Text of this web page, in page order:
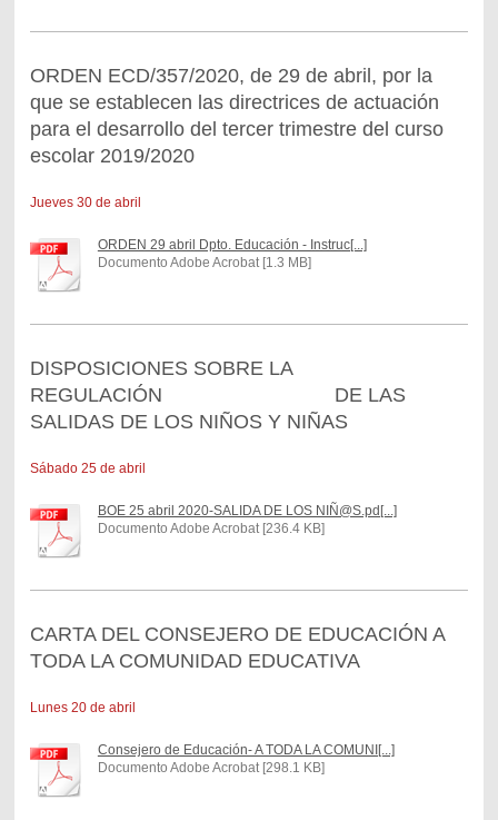
ORDEN ECD/357/2020, de 29 de abril, por la
que se establecen las directrices de actuación
para el desarrollo del tercer trimestre del curso
escolar 2019/2020
Jueves 30 de abril
ORDEN 29 abril Dpto. Educación - Instruc[...]
Documento Adobe Acrobat [1.3 MB]
DISPOSICIONES SOBRE LA
REGULACIÓN DE LAS
SALIDAS DE LOS NIÑOS Y NIÑAS
Sábado 25 de abril
BOE 25 abril 2020-SALIDA DE LOS NIÑ@S.pd[...]
Documento Adobe Acrobat [236.4 KB]
CARTA DEL CONSEJERO DE EDUCACIÓN A
TODA LA COMUNIDAD EDUCATIVA
Lunes 20 de abril
Consejero de Educación- A TODA LA COMUNI[...]
Documento Adobe Acrobat [298.1 KB]